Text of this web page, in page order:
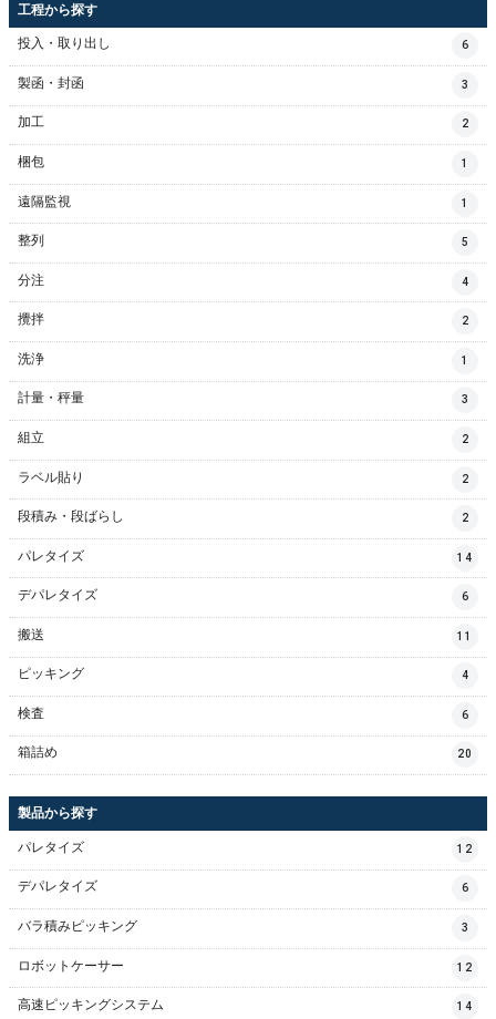
工程から探す
投入・取り出し 6
製函・封函 3
加工 2
梱包 1
遠隔監視 1
整列 5
分注 4
攪拌 2
洗浄 1
計量・秤量 3
組立 2
ラベル貼り 2
段積み・段ばらし 2
パレタイズ 14
デパレタイズ 6
搬送 11
ピッキング 4
検査 6
箱詰め 20
製品から探す
パレタイズ 12
デパレタイズ 6
バラ積みピッキング 3
ロボットケーサー 12
高速ピッキングシステム 14